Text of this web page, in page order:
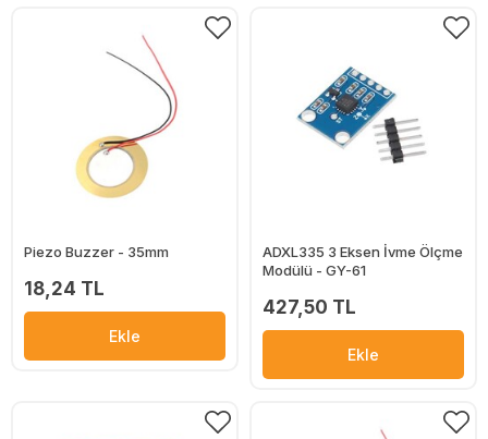
Piezo Buzzer - 35mm
18,24 TL
Ekle
ADXL335 3 Eksen İvme Ölçme
Modülü - GY-61
427,50 TL
Ekle